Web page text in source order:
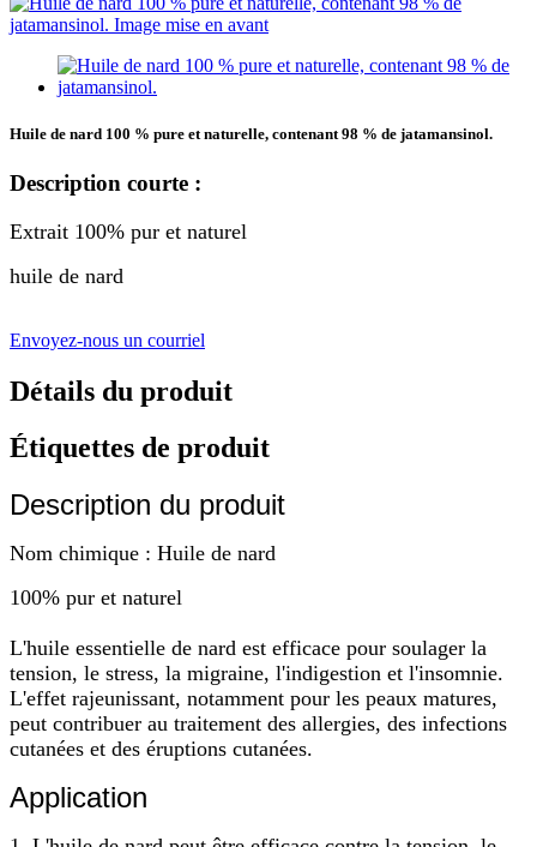
Huile de nard 100 % pure et naturelle, contenant 98 % de jatamansinol.
Description courte :
Extrait 100% pur et naturel
huile de nard
Envoyez-nous un courriel
Détails du produit
Étiquettes de produit
Description du produit
Nom chimique : Huile de nard
100% pur et naturel
L'huile essentielle de nard est efficace pour soulager la
tension, le stress, la migraine, l'indigestion et l'insomnie.
L'effet rajeunissant, notamment pour les peaux matures,
peut contribuer au traitement des allergies, des infections
cutanées et des éruptions cutanées.
Application